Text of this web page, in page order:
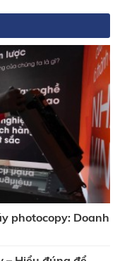
photocopy: Doanh